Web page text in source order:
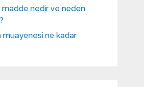
madde nedir ve neden
muayenesi ne kadar